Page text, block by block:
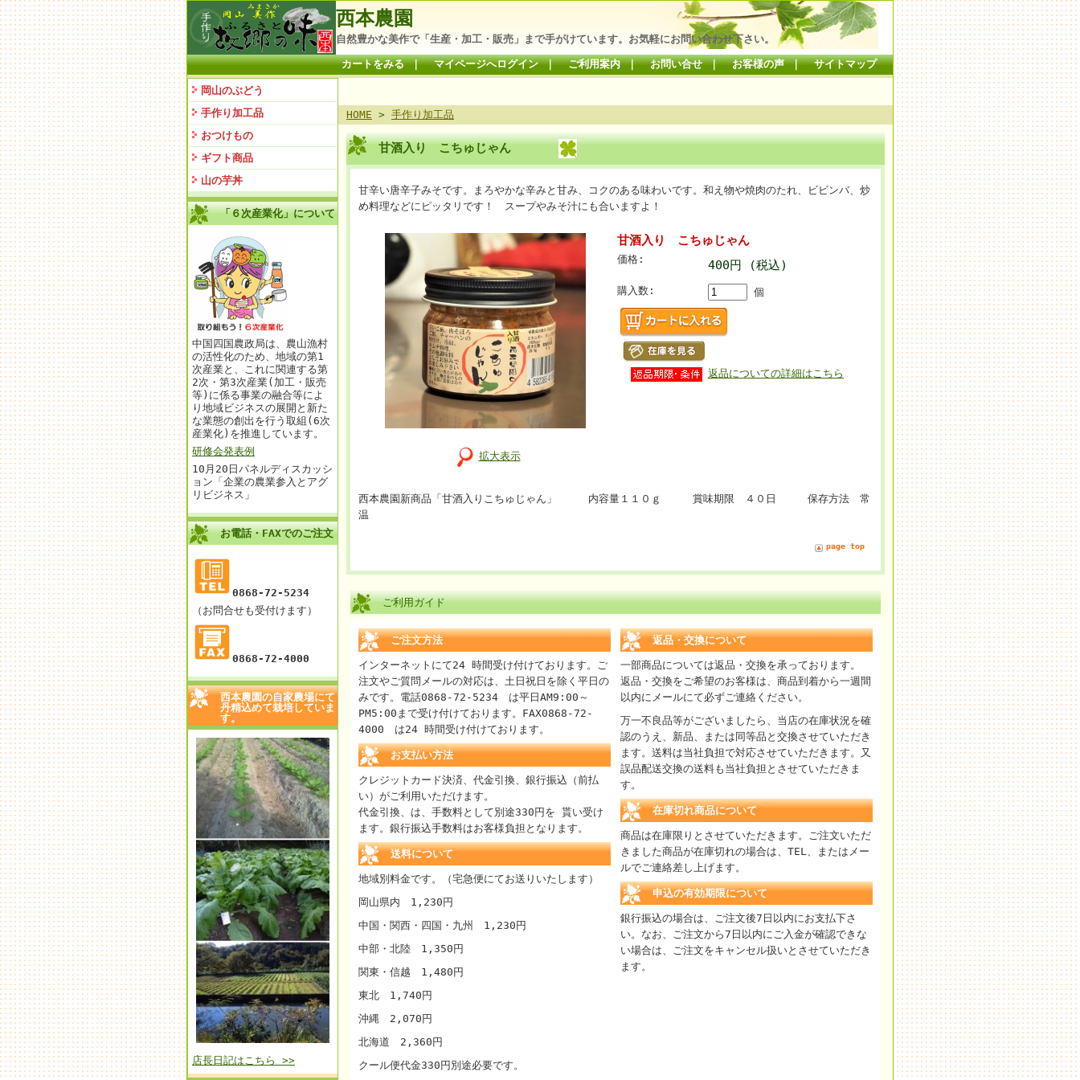
西本農園
自然豊かな美作で「生産・加工・販売」まで手がけています。お気軽にお問い合わせ下さい。
カートをみる｜ マイページへログイン｜ ご利用案内｜ お問い合せ｜ お客様の声｜ サイトマップ
岡山のぶどう
手作り加工品
おつけもの
ギフト商品
山の芋丼
「６次産業化」について
中国四国農政局は、農山漁村
の活性化のため、地域の第1
次産業と、これに関連する第
2次・第3次産業(加工・販売
等)に係る事業の融合等によ
り地域ビジネスの展開と新た
な業態の創出を行う取組(6次
産業化)を推進しています。
研修会発表例
10月20日パネルディスカッシ
ョン「企業の農業参入とアグ
リビジネス」
お電話・FAXでのご注文
0868-72-5234
（お問合せも受付けます）
0868-72-4000
西本農園の自家農場にて
丹精込めて栽培していま
す。
店長日記はこちら >>
HOME > 手作り加工品
甘酒入り こちゅじゃん
甘辛い唐辛子みそです。まろやかな辛みと甘み、コクのある味わいです。和え物や焼肉のたれ、ビビンバ、炒
め料理などにピッタリです！ スープやみそ汁にも合いますよ！
拡大表示
甘酒入り こちゅじゃん
価格: 400円 (税込)
購入数: 個
返品についての詳細はこちら
西本農園新商品「甘酒入りこちゅじゃん」 内容量１１０ｇ 賞味期限 ４０日 保存方法 常
温
page top
ご利用ガイド
ご注文方法
インターネットにて24 時間受け付けております。ご
注文やご質問メールの対応は、土日祝日を除く平日の
みです。電話0868-72-5234 は平日AM9:00～
PM5:00まで受け付けております。FAX0868-72-
4000 は24 時間受け付けております。
お支払い方法
クレジットカード決済、代金引換、銀行振込（前払
い）がご利用いただけます。
代金引換、は、手数料として別途330円を 貰い受け
ます。銀行振込手数料はお客様負担となります。
送料について
地域別料金です。（宅急便にてお送りいたします）
岡山県内 1,230円
中国・関西・四国・九州 1,230円
中部・北陸 1,350円
関東・信越 1,480円
東北 1,740円
沖縄 2,070円
北海道 2,360円
クール便代金330円別途必要です。
返品・交換について
一部商品については返品・交換を承っております。
返品・交換をご希望のお客様は、商品到着から一週間
以内にメールにて必ずご連絡ください。
万一不良品等がございましたら、当店の在庫状況を確
認のうえ、新品、または同等品と交換させていただき
ます。送料は当社負担で対応させていただきます。又
誤品配送交換の送料も当社負担とさせていただきま
す。
在庫切れ商品について
商品は在庫限りとさせていただきます。ご注文いただ
きました商品が在庫切れの場合は、TEL、またはメー
ルでご連絡差し上げます。
申込の有効期限について
銀行振込の場合は、ご注文後7日以内にお支払下さ
い。なお、ご注文から7日以内にご入金が確認できな
い場合は、ご注文をキャンセル扱いとさせていただき
ます。